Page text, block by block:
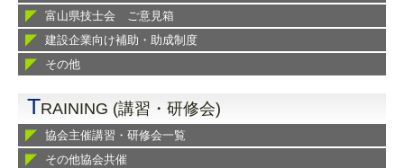
富山県技士会 ご意見箱
建設企業向け補助・助成制度
その他
TRAINING (講習・研修会)
協会主催講習・研修会一覧
その他協会共催